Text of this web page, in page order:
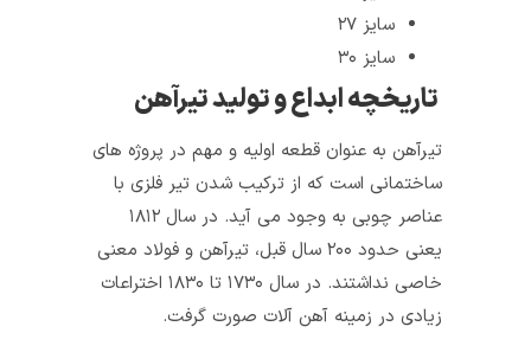
تاریخچه ابداع و تولید تیرآهن
تیرآهن به عنوان قطعه‌ اولیه و مهم در پروژه‌ های
ساختمانی است که از ترکیب‌ شدن تیر فلزی با
عناصر چوبی به وجود می‌ آید. در سال ۱۸۱۲
یعنی حدود ۲۰۰ سال قبل، تیرآهن و فولاد معنی
خاصی نداشتند. در سال ۱۷۳۰ تا ۱۸۳۰ اختراعات
زیادی در زمینه‌ آهن‌ آلات صورت گرفت.